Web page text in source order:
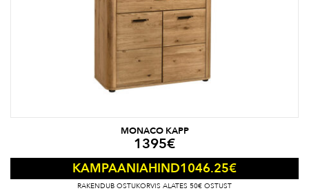
MONACO KAPP
1395€
KAMPAANIAHIND1046.25€
RAKENDUB OSTUKORVIS ALATES 50€ OSTUST